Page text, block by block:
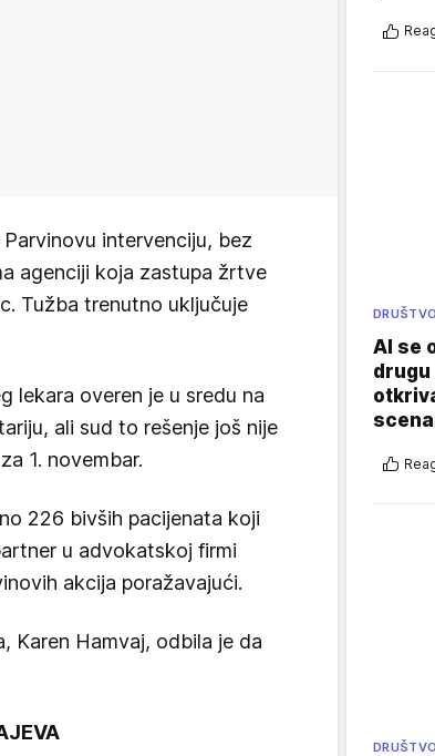
intervenciju, bez
agenciji koja zastupa žrtve
Tužba trenutno uključuje
lekara overen je u sredu na
ali sud to rešenje još nije
1. novembar.
226 bivših pacijenata koji
u advokatskoj firmi
akcija poražavajući.
Karen Hamvaj, odbila je da
DRUŠTVO
AI se
DRUŠTVO